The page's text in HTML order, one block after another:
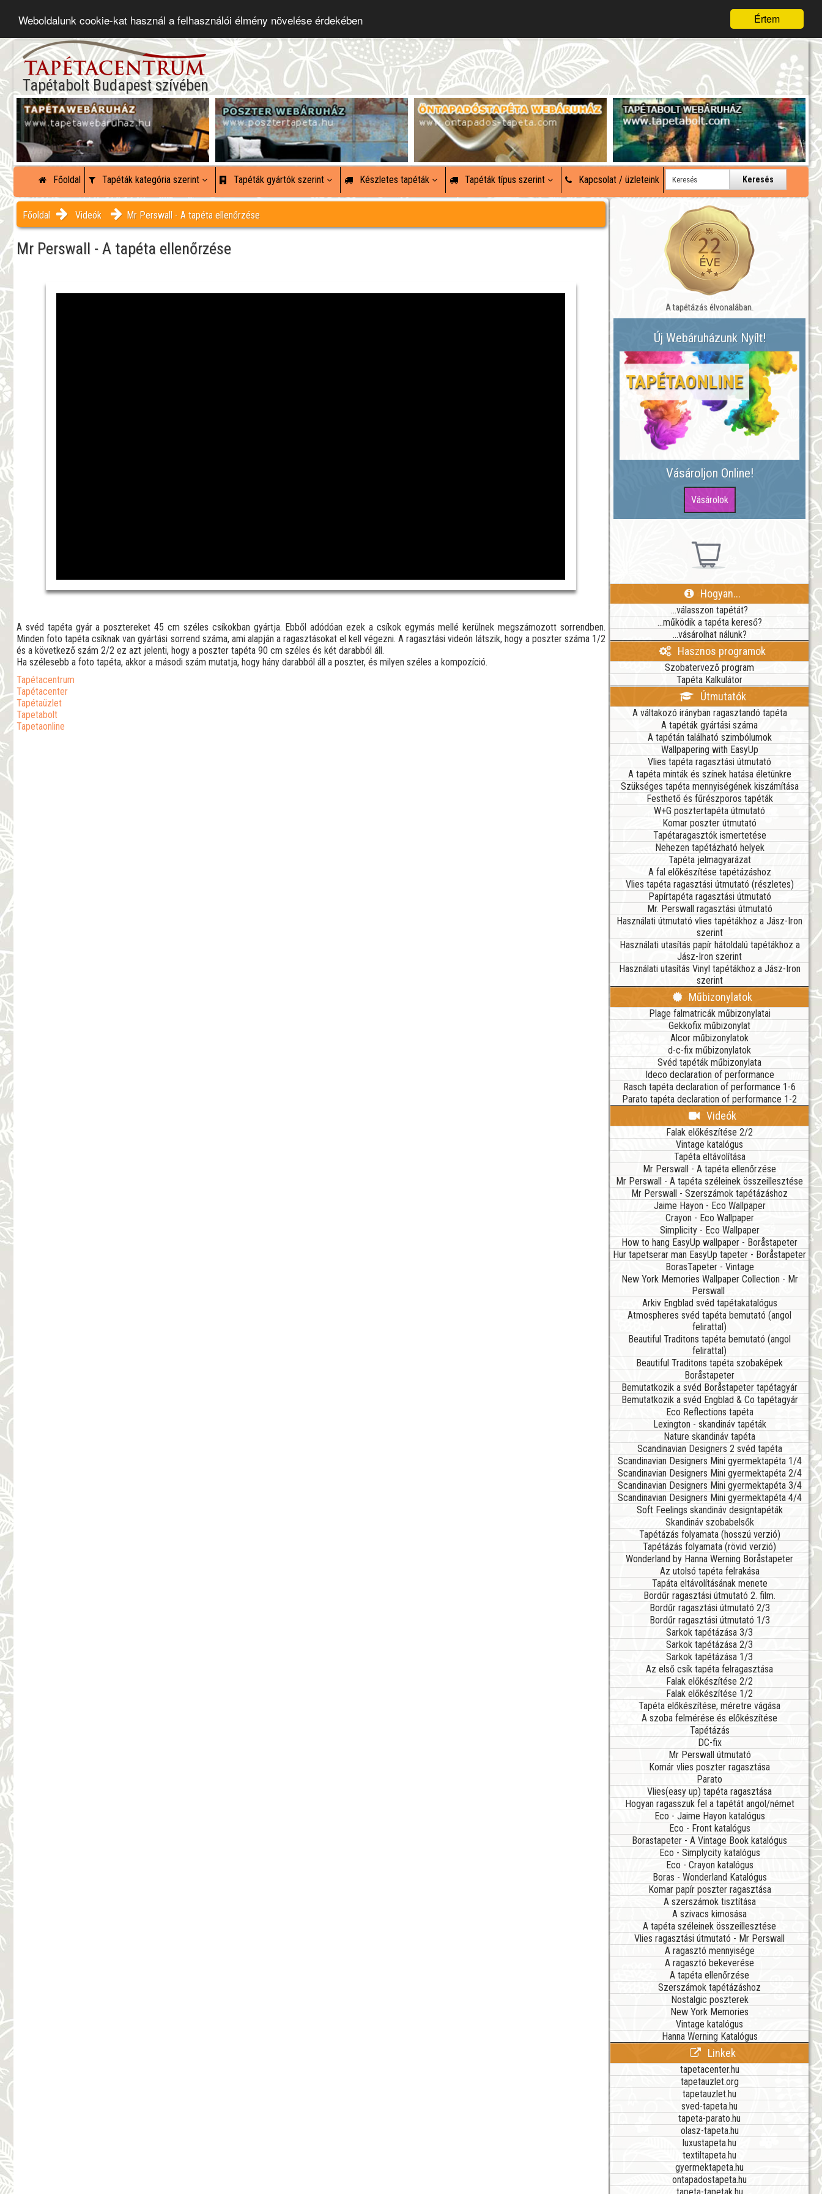
Értem
Weboldalunk cookie-kat használ a felhasználói élmény növelése érdekében
Tapétabolt Budapest szívében
Főoldal Tapéták kategória szerint Tapéták gyártók szerint Készletes tapéták Tapéták típus szerint Kapcsolat / üzleteink Keresés
Főoldal Videók Mr Perswall - A tapéta ellenőrzése
Mr Perswall - A tapéta ellenőrzése
A svéd tapéta gyár a posztereket 45 cm széles csíkokban gyártja. Ebből adódóan ezek a csíkok egymás mellé kerülnek megszámozott sorrendben.
Minden foto tapéta csíknak van gyártási sorrend száma, ami alapján a ragasztásokat el kell végezni. A ragasztási videón látszik, hogy a poszter száma 1/2
és a következő szám 2/2 ez azt jelenti, hogy a poszter tapéta 90 cm széles és két darabból áll.
Ha szélesebb a foto tapéta, akkor a másodi szám mutatja, hogy hány darabból áll a poszter, és milyen széles a kompozíció.
Tapétacentrum
Tapétacenter
Tapétaüzlet
Tapetabolt
Tapetaonline
A tapétázás élvonalában.
Új Webáruházunk Nyílt!
TAPÉTAONLINE
Vásároljon Online!
Hogyan...
...válasszon tapétát?
...működik a tapéta kereső?
...vásárolhat nálunk?
Hasznos programok
Szobatervező program
Tapéta Kalkulátor
Útmutatók
A váltakozó irányban ragasztandó tapéta
A tapéták gyártási száma
A tapétán található szimbólumok
Wallpapering with EasyUp
Vlies tapéta ragasztási útmutató
A tapéta minták és színek hatása életünkre
Szükséges tapéta mennyiségének kiszámítása
Festhető és fűrészporos tapéták
W+G posztertapéta útmutató
Komar poszter útmutató
Tapétaragasztók ismertetése
Nehezen tapétázható helyek
Tapéta jelmagyarázat
A fal előkészítése tapétázáshoz
Vlies tapéta ragasztási útmutató (részletes)
Papírtapéta ragasztási útmutató
Mr. Perswall ragasztási útmutató
Használati útmutató vlies tapétákhoz a Jász-Iron
szerint
Használati utasítás papír hátoldalú tapétákhoz a
Jász-Iron szerint
Használati utasítás Vinyl tapétákhoz a Jász-Iron
szerint
Műbizonylatok
Plage falmatricák műbizonylatai
Gekkofix műbizonylat
Alcor műbizonylatok
d-c-fix műbizonylatok
Svéd tapéták műbizonylata
Ideco declaration of performance
Rasch tapéta declaration of performance 1-6
Parato tapéta declaration of performance 1-2
Videók
Falak előkészítése 2/2
Vintage katalógus
Tapéta eltávolítása
Mr Perswall - A tapéta ellenőrzése
Mr Perswall - A tapéta széleinek összeillesztése
Mr Perswall - Szerszámok tapétázáshoz
Jaime Hayon - Eco Wallpaper
Crayon - Eco Wallpaper
Simplicity - Eco Wallpaper
How to hang EasyUp wallpaper - Boråstapeter
Hur tapetserar man EasyUp tapeter - Boråstapeter
BorasTapeter - Vintage
New York Memories Wallpaper Collection - Mr
Perswall
Arkiv Engblad svéd tapétakatalógus
Atmospheres svéd tapéta bemutató (angol
felirattal)
Beautiful Traditons tapéta bemutató (angol
felirattal)
Beautiful Traditons tapéta szobaképek
Boråstapeter
Bemutatkozik a svéd Boråstapeter tapétagyár
Bemutatkozik a svéd Engblad & Co tapétagyár
Eco Reflections tapéta
Lexington - skandináv tapéták
Nature skandináv tapéta
Scandinavian Designers 2 svéd tapéta
Scandinavian Designers Mini gyermektapéta 1/4
Scandinavian Designers Mini gyermektapéta 2/4
Scandinavian Designers Mini gyermektapéta 3/4
Scandinavian Designers Mini gyermektapéta 4/4
Soft Feelings skandináv designtapéták
Skandináv szobabelsők
Tapétázás folyamata (hosszú verzió)
Tapétázás folyamata (rövid verzió)
Wonderland by Hanna Werning Boråstapeter
Az utolsó tapéta felrakása
Tapáta eltávolításának menete
Bordűr ragasztási útmutató 2. film.
Bordűr ragasztási útmutató 2/3
Bordűr ragasztási útmutató 1/3
Sarkok tapétázása 3/3
Sarkok tapétázása 2/3
Sarkok tapétázása 1/3
Az első csík tapéta felragasztása
Falak előkészítése 2/2
Falak előkészítése 1/2
Tapéta előkészítése, méretre vágása
A szoba felmérése és előkészítése
Tapétázás
DC-fix
Mr Perswall útmutató
Komár vlies poszter ragasztása
Parato
Vlies(easy up) tapéta ragasztása
Hogyan ragasszuk fel a tapétát angol/német
Eco - Jaime Hayon katalógus
Eco - Front katalógus
Borastapeter - A Vintage Book katalógus
Eco - Simplycity katalógus
Eco - Crayon katalógus
Boras - Wonderland Katalógus
Komar papír poszter ragasztása
A szerszámok tisztítása
A szivacs kimosása
A tapéta széleinek összeillesztése
Vlies ragasztási útmutató - Mr Perswall
A ragasztó mennyisége
A ragasztó bekeverése
A tapéta ellenőrzése
Szerszámok tapétázáshoz
Nostalgic poszterek
New York Memories
Vintage katalógus
Hanna Werning Katalógus
Linkek
tapetacenter.hu
tapetauzlet.org
tapetauzlet.hu
sved-tapeta.hu
tapeta-parato.hu
olasz-tapeta.hu
luxustapeta.hu
textiltapeta.hu
gyermektapeta.hu
ontapadostapeta.hu
tapeta-tapetak.hu